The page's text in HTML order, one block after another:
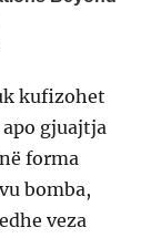
kufizohet
gjuajtja
forma
bomba,
veza